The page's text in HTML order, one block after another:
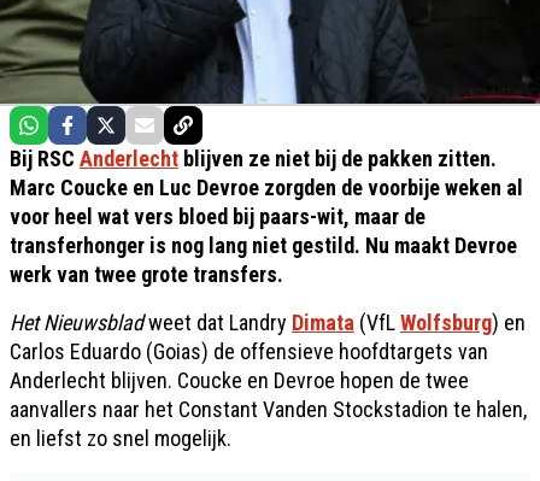
Bij RSC Anderlecht blijven ze niet bij de pakken zitten.
Marc Coucke en Luc Devroe zorgden de voorbije weken al
voor heel wat vers bloed bij paars-wit, maar de
transferhonger is nog lang niet gestild. Nu maakt Devroe
werk van twee grote transfers.
Het Nieuwsbladweet dat Landry Dimata (VfLWolfsburg) en
Carlos Eduardo (Goias) de offensieve hoofdtargets van
Anderlecht blijven. Coucke en Devroe hopen de twee
aanvallers naar het Constant Vanden Stockstadion te halen,
en liefst zo snel mogelijk.